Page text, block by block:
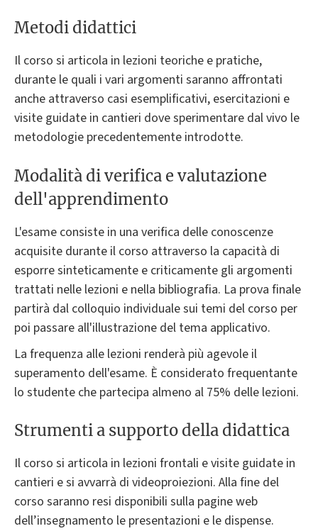
Metodi didattici
Il corso si articola in lezioni teoriche e pratiche,
durante le quali i vari argomenti saranno affrontati
anche attraverso casi esemplificativi, esercitazioni e
visite guidate in cantieri dove sperimentare dal vivo le
metodologie precedentemente introdotte.
Modalità di verifica e valutazione
dell'apprendimento
L'esame consiste in una verifica delle conoscenze
acquisite durante il corso attraverso la capacità di
esporre sinteticamente e criticamente gli argomenti
trattati nelle lezioni e nella bibliografia. La prova finale
partirà dal colloquio individuale sui temi del corso per
poi passare all'illustrazione del tema applicativo.
La frequenza alle lezioni renderà più agevole il
superamento dell'esame. È considerato frequentante
lo studente che partecipa almeno al 75% delle lezioni.
Strumenti a supporto della didattica
Il corso si articola in lezioni frontali e visite guidate in
cantieri e si avvarrà di videoproiezioni. Alla fine del
corso saranno resi disponibili sulla pagine web
dell’insegnamento le presentazioni e le dispense.